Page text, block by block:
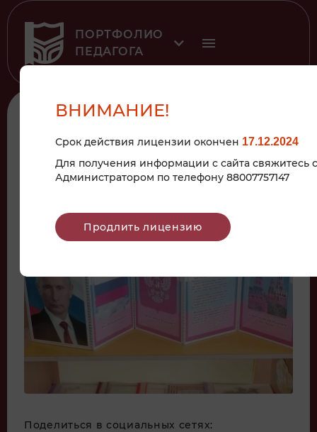
ПОРТФОЛИО
ПЕДАГОГА
К рубрике
ВОСПИТАНИЯ
Поделиться в социальных сетях:
ВНИМАНИЕ!
Срок действия лицензии окончен 17.12.2024
Для получения информации с сайта свяжитесь с
Администратором по телефону 88007757147
Продлить лицензию